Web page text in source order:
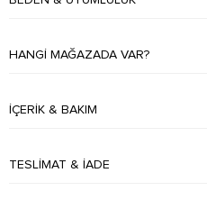
HANGI MAĞAZADA VAR?
İÇERIK & BAKIM
TESLIMAT & İADE